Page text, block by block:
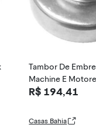
Tambor De
Machine E
R$ 194,41
Casas Bahia